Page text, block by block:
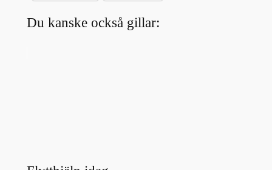
Du kanske också gillar: